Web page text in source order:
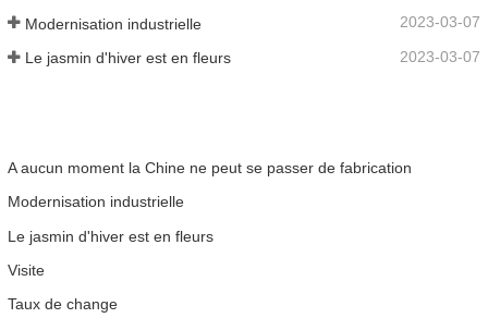
Modernisation industrielle 2023-03-07
Le jasmin d'hiver est en fleurs 2023-03-07
A aucun moment la Chine ne peut se passer de fabrication
Modernisation industrielle
Le jasmin d'hiver est en fleurs
Visite
Taux de change